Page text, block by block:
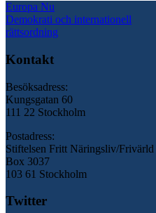
Europa Nu
Demokrati och internationell
rättsordning
Kontakt
Besöksadress:
Kungsgatan 60
111 22 Stockholm
Postadress:
Stiftelsen Fritt Näringsliv/Frivärld
Box 3037
103 61 Stockholm
Twitter